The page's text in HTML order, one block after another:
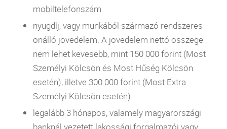
mobiltelefonszám
nyugdíj, vagy munkából származó rendszeres
önálló jövedelem. A jövedelem nettó összege
nem lehet kevesebb, mint 150 000 forint (Most
Személyi Kölcsön és Most Hűség Kölcsön
esetén), illetve 300 000 forint (Most Extra
Személyi Kölcsön esetén)
legalább 3 hónapos, valamely magyarországi
banknál vezetett lakossági forgalmazói vagy